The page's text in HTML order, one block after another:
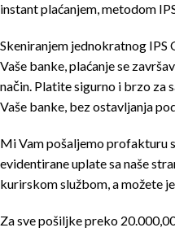
instant plaćanjem, metodom
Skeniranjem jednokratnog
Vaše banke, plaćanje se
način. Platite sigurno i brzo za
Vaše banke, bez ostavljanja
Mi Vam pošaljemo profakturu
evidentirane uplate sa naše
kurirskom službom, a možete
Za sve pošiljke preko